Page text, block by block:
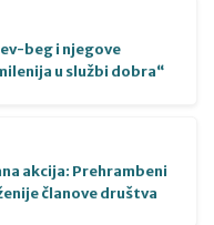
beg i njegove
u službi dobra“
akcija: Prehrambeni
članove društva